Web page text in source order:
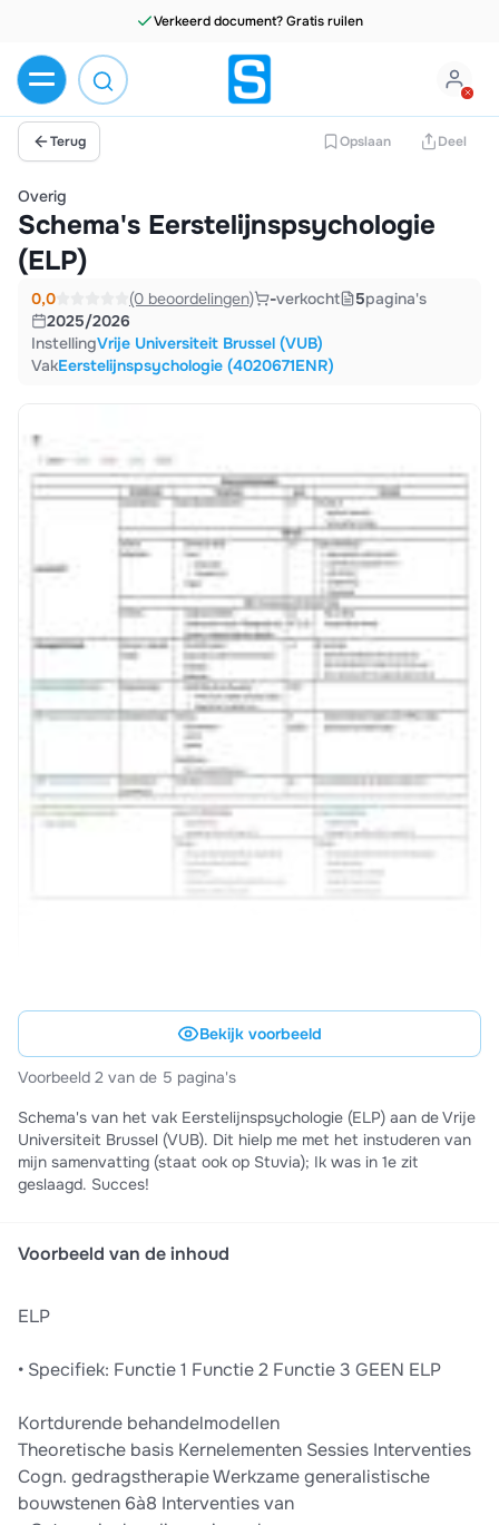
Verkeerd document? Gratis ruilen
Terug Opslaan Deel
Overig
Schema's Eerstelijnspsychologie
(ELP)
0,0 (0 beoordelingen) -verkocht 5pagina's
2025/2026
InstellingVrije Universiteit Brussel (VUB)
VakEerstelijnspsychologie (4020671ENR)
Bekijk voorbeeld
Voorbeeld 2 van de 5 pagina's
Schema's van het vak Eerstelijnspsychologie (ELP) aan de Vrije
Universiteit Brussel (VUB). Dit hielp me met het instuderen van
mijn samenvatting (staat ook op Stuvia); Ik was in 1e zit
geslaagd. Succes!
Voorbeeld van de inhoud
ELP
• Specifiek: Functie 1 Functie 2 Functie 3 GEEN ELP
Kortdurende behandelmodellen
Theoretische basis Kernelementen Sessies Interventies
Cogn. gedragstherapie Werkzame generalistische
bouwstenen 6à8 Interventies van